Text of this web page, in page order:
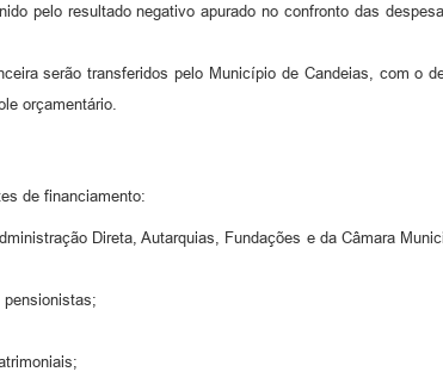
pelo resultado negativo apurado no confronto das
serão transferidos pelo Município de Candeias, com o
orçamentário.
de financiamento:
Direta, Autarquias, Fundações e da Câmara